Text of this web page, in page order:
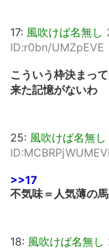
17: 風吹けば名無し
ID:r0bn/UMZpEVE
こういう枠決まっ
来た記憶がないわ
25: 風吹けば名無し
>>17
不気味＝人気薄の
18: 風吹けば名無し